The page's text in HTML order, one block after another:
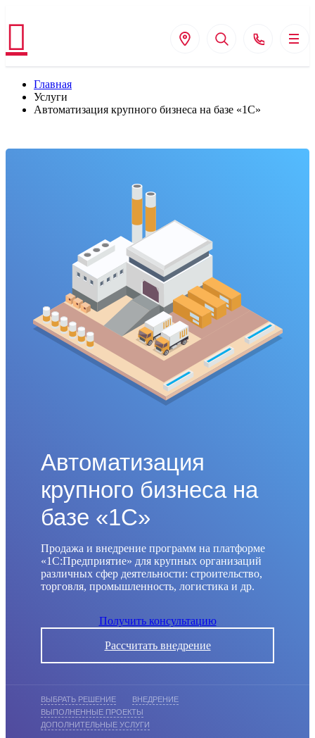
Главная
Услуги
Автоматизация крупного бизнеса на базе «1С»
Автоматизация
крупного бизнеса на
базе «1С»
Продажа и внедрение программ на платформе
«1С:Предприятие» для крупных организаций
различных сфер деятельности: строительство,
торговля, промышленность, логистика и др.
Получить консультацию
Рассчитать внедрение
ВЫБРАТЬ РЕШЕНИЕ
ВНЕДРЕНИЕ
ВЫПОЛНЕННЫЕ ПРОЕКТЫ
ДОПОЛНИТЕЛЬНЫЕ УСЛУГИ